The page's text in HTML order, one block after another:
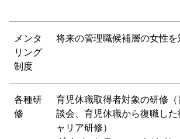
メンタ
リング
制度
将来の管理職候補層の女性を
各種研
修
育児休職取得者対象の研修
談会、育児休職から復職し
ャリア研修）